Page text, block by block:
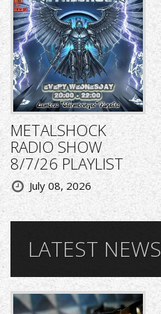
METALSHOCK
RADIO SHOW
8/7/26 PLAYLIST
July 08, 2026
LATEST NEWS